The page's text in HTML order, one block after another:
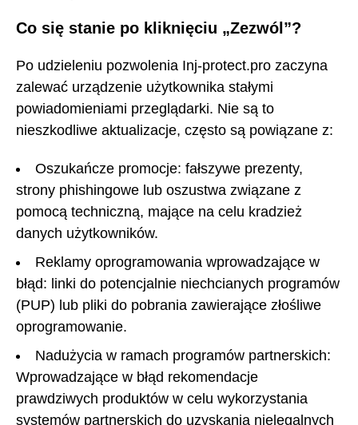
Co się stanie po kliknięciu „Zezwól”?
Po udzieleniu pozwolenia Inj-protect.pro zaczyna
zalewać urządzenie użytkownika stałymi
powiadomieniami przeglądarki. Nie są to
nieszkodliwe aktualizacje, często są powiązane z:
Oszukańcze promocje: fałszywe prezenty,
strony phishingowe lub oszustwa związane z
pomocą techniczną, mające na celu kradzież
danych użytkowników.
Reklamy oprogramowania wprowadzające w
błąd: linki do potencjalnie niechcianych programów
(PUP) lub pliki do pobrania zawierające złośliwe
oprogramowanie.
Nadużycia w ramach programów partnerskich:
Wprowadzające w błąd rekomendacje
prawdziwych produktów w celu wykorzystania
systemów partnerskich do uzyskania nielegalnych